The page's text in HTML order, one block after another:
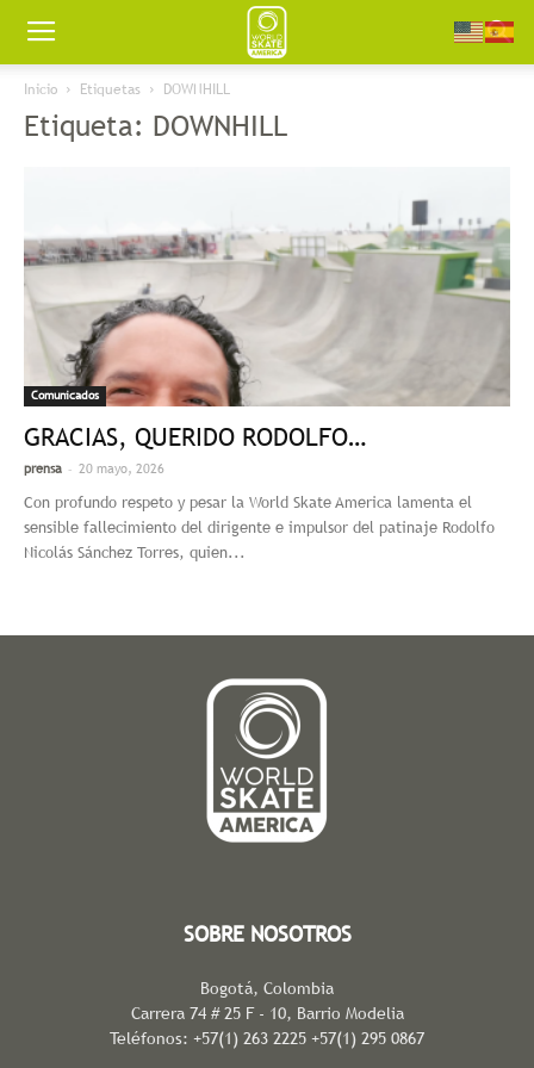
Worldskate
America
Inicio Etiquetas DOWNHILL
Etiqueta: DOWNHILL
Comunicados
GRACIAS, QUERIDO RODOLFO…
prensa - 20 mayo, 2026
Con profundo respeto y pesar la World Skate America lamenta el
sensible fallecimiento del dirigente e impulsor del patinaje Rodolfo
Nicolás Sánchez Torres, quien...
SOBRE NOSOTROS
Bogotá, Colombia
Carrera 74 # 25 F - 10, Barrio Modelia
Teléfonos: +57(1) 263 2225 +57(1) 295 0867